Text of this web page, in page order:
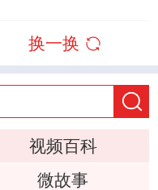
换一换
视频百科
微故事